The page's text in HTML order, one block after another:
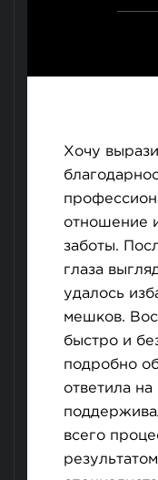
Хочу
отношение
заботы.
глаза
удалось
мешков.
быстро и
подробно
ответила
всего